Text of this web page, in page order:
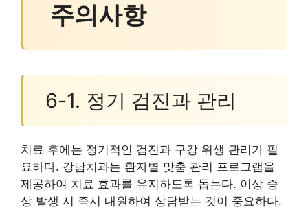
주의사항
6-1. 정기 검진과 관리
치료 후에는 정기적인 검진과 구강 위생 관리가 필
요하다. 강남치과는 환자별 맞춤 관리 프로그램을
제공하여 치료 효과를 유지하도록 돕는다. 이상 증
상 발생 시 즉시 내원하여 상담받는 것이 중요하다.